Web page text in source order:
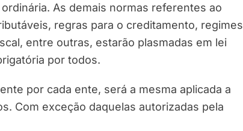
As demais normas referentes ao
regras para o creditamento, regimes
entre outras, estarão plasmadas em lei
por todos.
por cada ente, será a mesma aplicada a
Com exceção daquelas autorizadas pela